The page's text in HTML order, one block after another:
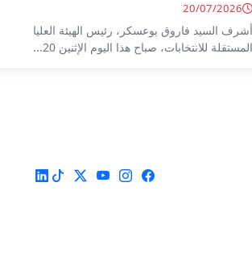
20/07/2026
أشرف السيد فاروق بوعسكر، رئيس الهيئة العليا
المستقلة للانتخابات، صباح هذا اليوم الإثنين 20...